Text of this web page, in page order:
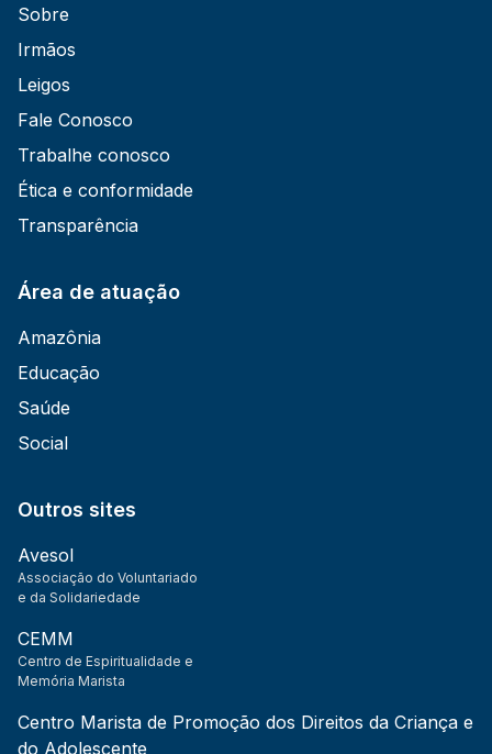
Sobre
Irmãos
Leigos
Fale Conosco
Trabalhe conosco
Ética e conformidade
Transparência
Área de atuação
Amazônia
Educação
Saúde
Social
Outros sites
Avesol
Associação do Voluntariado
e da Solidariedade
CEMM
Centro de Espiritualidade e
Memória Marista
Centro Marista de Promoção dos Direitos da Criança e
do Adolescente